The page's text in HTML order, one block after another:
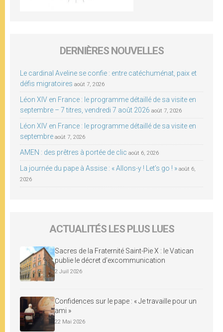
DERNIÈRES NOUVELLES
Le cardinal Aveline se confie : entre catéchuménat, paix et
défis migratoires août 7, 2026
Léon XIV en France : le programme détaillé de sa visite en
septembre – 7 titres, vendredi 7 août 2026 août 7, 2026
Léon XIV en France : le programme détaillé de sa visite en
septembre août 7, 2026
AMEN : des prêtres à portée de clic août 6, 2026
La journée du pape à Assise : « Allons-y ! Let’s go ! » août 6,
2026
ACTUALITÉS LES PLUS LUES
Sacres de la Fraternité Saint-Pie X : le Vatican
publie le décret d’excommunication
2 Juil 2026
Confidences sur le pape : « Je travaille pour un
ami »
22 Mai 2026